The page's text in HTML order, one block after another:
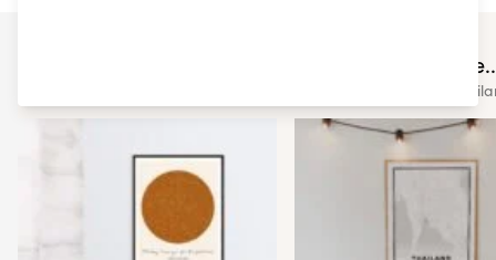
You may also
Check out some of our other